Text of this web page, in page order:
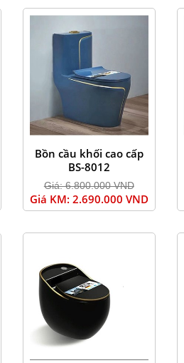
Bồn cầu khối cao cấp
BS-8012
Giá: 6.800.000 VND
Giá KM: 2.690.000 VND